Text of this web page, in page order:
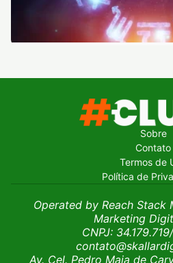
Sobre
Contato
Termos de
Política de
Operated by Reach Stack
Marketing
CNPJ:
Av. Cel. Pedro Maia de